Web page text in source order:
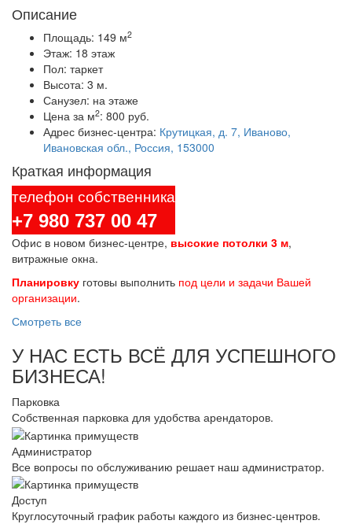
Описание
Площадь: 149 м2
Этаж: 18 этаж
Пол: таркет
Высота: 3 м.
Санузел: на этаже
Цена за м2: 800 руб.
Адрес бизнес-центра: Крутицкая, д. 7, Иваново,
Ивановская обл., Россия, 153000
Краткая информация
телефон собственника
+7 980 737 00 47
Офис в новом бизнес-центре, высокие потолки 3 м,
витражные окна.
Планировку готовы выполнить под цели и задачи Вашей
организации.
Смотреть все
У НАС ЕСТЬ ВСЁ ДЛЯ УСПЕШНОГО
БИЗНЕСА!
Парковка
Собственная парковка для удобства арендаторов.
Администратор
Все вопросы по обслуживанию решает наш администратор.
Доступ
Круглосуточный график работы каждого из бизнес-центров.